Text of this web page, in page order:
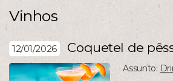
Vinhos
12/01/2026 Coquetel de
Assunto: